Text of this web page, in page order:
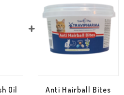
Oil
Anti Hairball Bites